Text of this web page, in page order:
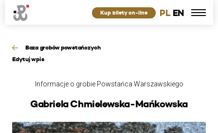
PL EN
Kup bilety on-line
Baza grobów powstańczych
Edytuj wpis
Informacje o grobie Powstańca Warszawskiego
Gabriela Chmielewska-Mańkowska